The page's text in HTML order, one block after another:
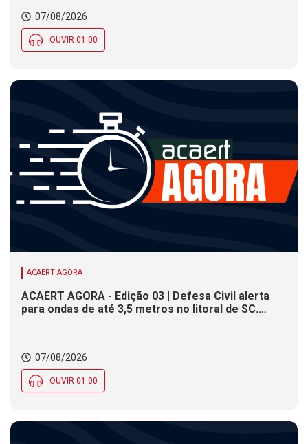
07/08/2026
OUVIR 01:00
ACAERT AGORA
ACAERT AGORA - Edição 03 | Defesa Civil alerta
para ondas de até 3,5 metros no litoral de SC.
07/08/2026
OUVIR 01:00